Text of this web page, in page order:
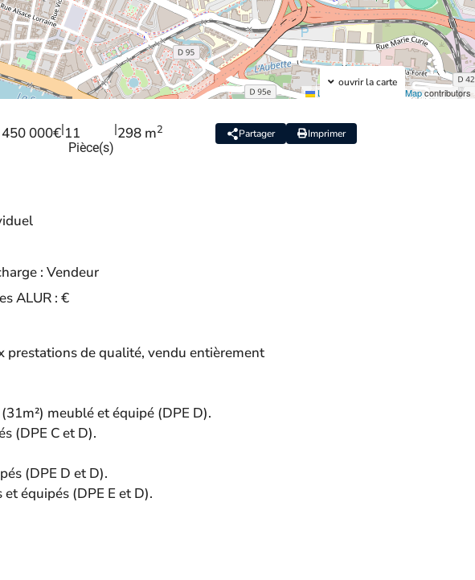
Leaflet OpenStreetMapcontributors
ouvrir la carte
450 000€|11
Pièce(s)
|298 m2 Partager Imprimer
: Vendeur
ALUR : €
prestations de qualité, vendu entièrement
meublé et équipé (DPE D).
(DPE C et D).
(DPE D et D).
équipés (DPE E et D).